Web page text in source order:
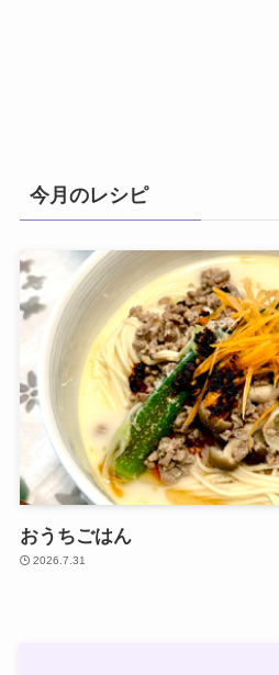
今月のレシピ
おうちごはん
2026.7.31